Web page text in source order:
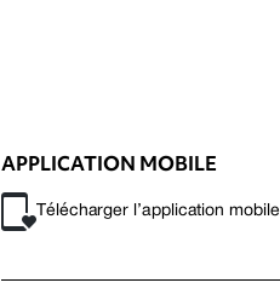
APPLICATION MOBILE
Télécharger l’application mobile